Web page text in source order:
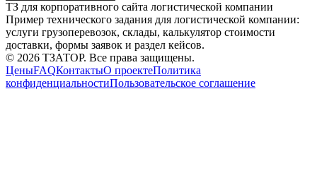
ТЗ для корпоративного сайта логистической компании
Пример технического задания для логистической компании:
услуги грузоперевозок, склады, калькулятор стоимости
доставки, формы заявок и раздел кейсов.
© 2026 ТЗАТОР. Все права защищены.
ЦеныFAQКонтактыО проектеПолитика
конфиденциальностиПользовательское соглашение